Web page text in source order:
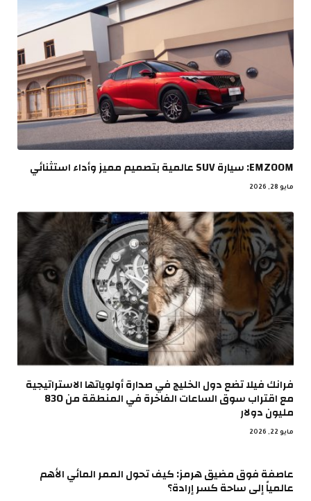
EMZOOM: سيارة SUV عالمية بتصميم مميز وأداء استثنائي
مايو 28, 2026
فرانك فيلا تضع دول الخليج في صدارة أولوياتها الاستراتيجية
مع اقتراب سوق الساعات الفاخرة في المنطقة من 830
مليون دولار
مايو 22, 2026
عاصفة فوق مضيق هرمز: كيف تحول الممر المائي الأهم
عالمياً إلى ساحة كسر إرادة؟